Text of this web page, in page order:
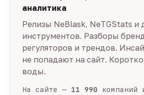
аналитика
Релизы NeBlask, NeTGStats и
инструментов. Разборы
регуляторов и трендов.
не попадают на сайт.
воды.
На сайте — 11 990 компаний